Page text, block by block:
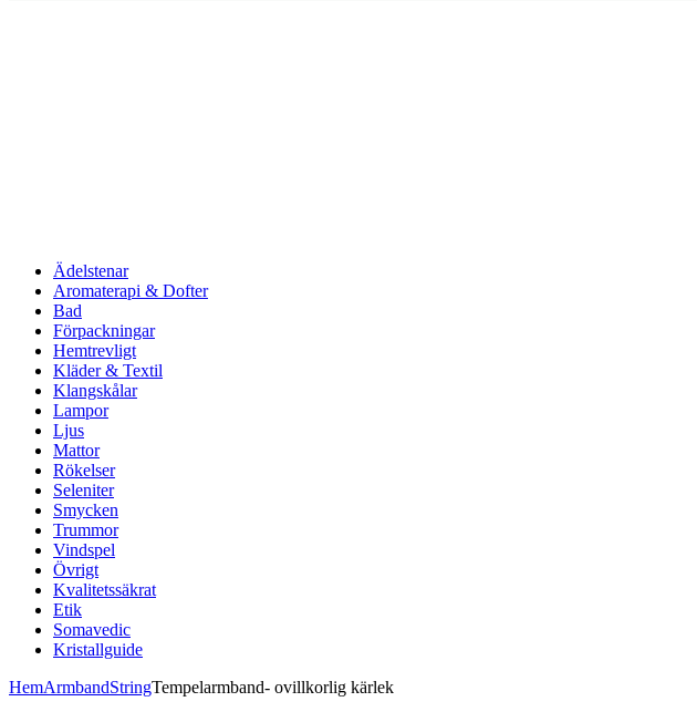
Ädelstenar
Aromaterapi & Dofter
Bad
Förpackningar
Hemtrevligt
Kläder & Textil
Klangskålar
Lampor
Ljus
Mattor
Rökelser
Seleniter
Smycken
Trummor
Vindspel
Övrigt
Kvalitetssäkrat
Etik
Somavedic
Kristallguide
HemArmbandStringTempelarmband- ovillkorlig kärlek